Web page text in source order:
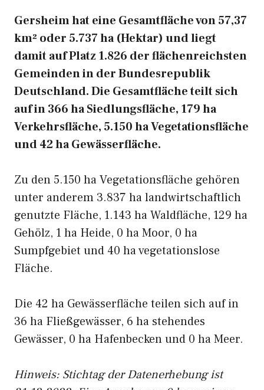
Gersheim hat eine Gesamtfläche von 57,37
km² oder 5.737 ha (Hektar) und liegt
damit auf Platz 1.826 der flächenreichsten
Gemeinden in der Bundesrepublik
Deutschland. Die Gesamtfläche teilt sich
auf in 366 ha Siedlungsfläche, 179 ha
Verkehrsfläche, 5.150 ha Vegetationsfläche
und 42 ha Gewässerfläche.
Zu den 5.150 ha Vegetationsfläche gehören
unter anderem 3.837 ha landwirtschaftlich
genutzte Fläche, 1.143 ha Waldfläche, 129 ha
Gehölz, 1 ha Heide, 0 ha Moor, 0 ha
Sumpfgebiet und 40 ha vegetationslose
Fläche.
Die 42 ha Gewässerfläche teilen sich auf in
36 ha Fließgewässer, 6 ha stehendes
Gewässer, 0 ha Hafenbecken und 0 ha Meer.
Hinweis: Stichtag der Datenerhebung ist